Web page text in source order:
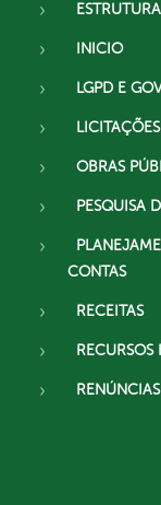
INICIO
LGPD E
OBRAS
PESQUISA
CONTAS
RECEITAS